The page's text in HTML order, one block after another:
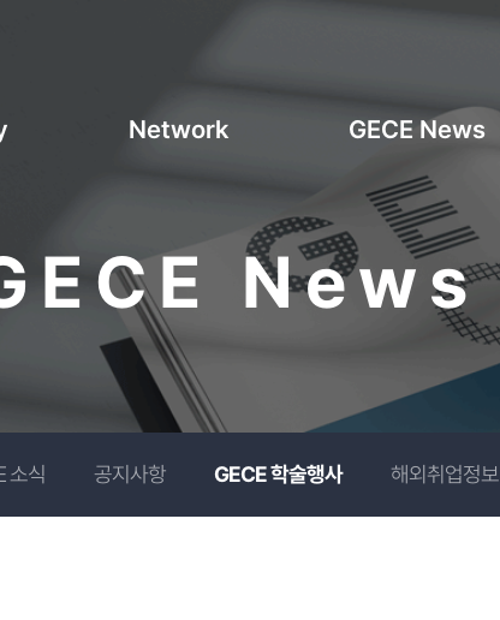
News
소식 공지사항 GECE 학술행사 해외취업정보
Network GECE News